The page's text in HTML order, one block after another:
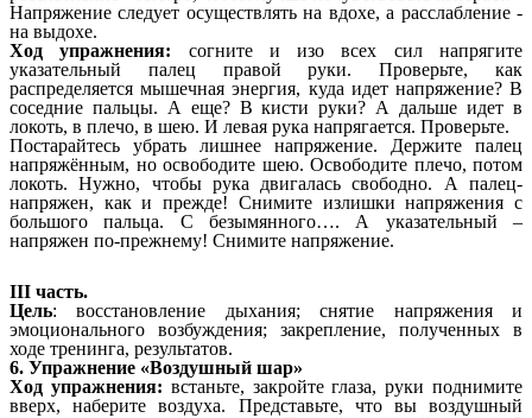
Напряжение следует осуществлять на вдохе, а расслабление -
на выдохе.
Ход упражнения: согните и изо всех сил напрягите
указательный палец правой руки. Проверьте, как
распределяется мышечная энергия, куда идет напряжение? В
соседние пальцы. А еще? В кисти руки? А дальше идет в
локоть, в плечо, в шею. И левая рука напрягается. Проверьте.
Постарайтесь убрать лишнее напряжение. Держите палец
напряжённым, но освободите шею. Освободите плечо, потом
локоть. Нужно, чтобы рука двигалась свободно. А палец-
напряжен, как и прежде! Снимите излишки напряжения с
большого пальца. С безымянного…. А указательный –
напряжен по-прежнему! Снимите напряжение.
III часть.
Цель: восстановление дыхания; снятие напряжения и
эмоционального возбуждения; закрепление, полученных в
ходе тренинга, результатов.
6. Упражнение «Воздушный шар»
Ход упражнения: встаньте, закройте глаза, руки поднимите
вверх, наберите воздуха. Представьте, что вы воздушный